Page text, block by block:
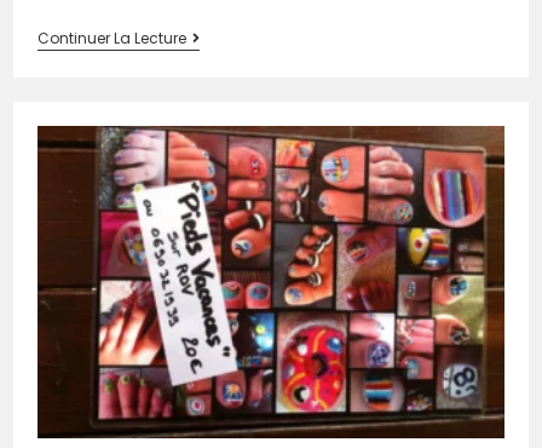
Continuer La Lecture